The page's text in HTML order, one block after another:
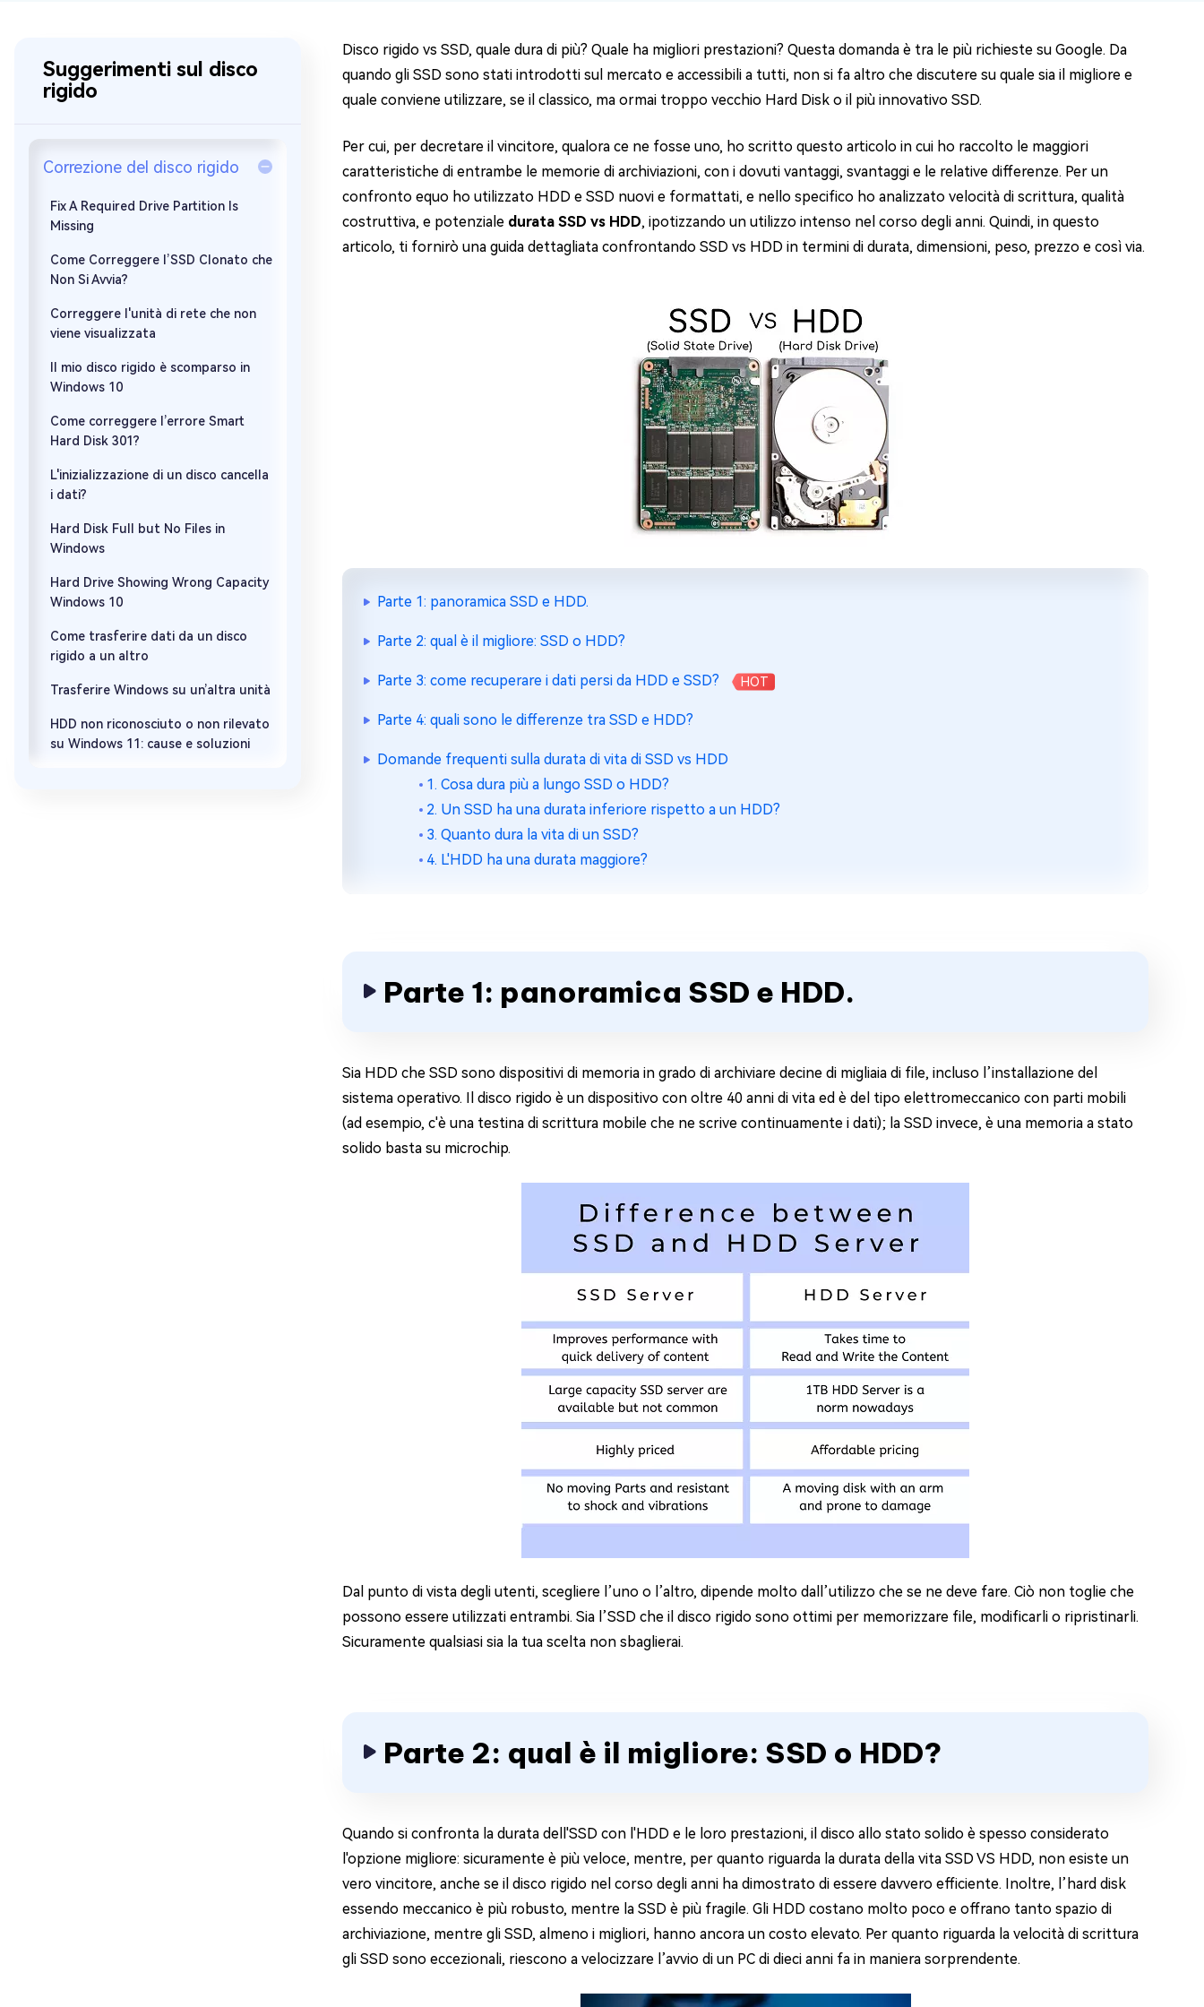
Controllo gratuito dell'aggiornamento di Windows 11Ripara i file PST/OST di Outlook danneggiati
Suggerimenti sul disco
rigido
Correzione del disco rigido
Fix A Required Drive Partition Is
Missing
Come Correggere l’SSD Clonato che
Non Si Avvia?
Correggere l'unità di rete che non
viene visualizzata
Il mio disco rigido è scomparso in
Windows 10
Come correggere l’errore Smart
Hard Disk 301?
L'inizializzazione di un disco cancella
i dati?
Hard Disk Full but No Files in
Windows
Hard Drive Showing Wrong Capacity
Windows 10
Come trasferire dati da un disco
rigido a un altro
Trasferire Windows su un’altra unità
HDD non riconosciuto o non rilevato
su Windows 11: cause e soluzioni
Disco rigido vs SSD, quale dura di più? Quale ha migliori prestazioni? Questa domanda è tra le più richieste su Google. Da
quando gli SSD sono stati introdotti sul mercato e accessibili a tutti, non si fa altro che discutere su quale sia il migliore e
quale conviene utilizzare, se il classico, ma ormai troppo vecchio Hard Disk o il più innovativo SSD.
Per cui, per decretare il vincitore, qualora ce ne fosse uno, ho scritto questo articolo in cui ho raccolto le maggiori
caratteristiche di entrambe le memorie di archiviazioni, con i dovuti vantaggi, svantaggi e le relative differenze. Per un
confronto equo ho utilizzato HDD e SSD nuovi e formattati, e nello specifico ho analizzato velocità di scrittura, qualità
costruttiva, e potenziale durata SSD vs HDD, ipotizzando un utilizzo intenso nel corso degli anni. Quindi, in questo
articolo, ti fornirò una guida dettagliata confrontando SSD vs HDD in termini di durata, dimensioni, peso, prezzo e così via.
Parte 1: panoramica SSD e HDD.
Parte 2: qual è il migliore: SSD o HDD?
Parte 3: come recuperare i dati persi da HDD e SSD? HOT
Parte 4: quali sono le differenze tra SSD e HDD?
Domande frequenti sulla durata di vita di SSD vs HDD
1. Cosa dura più a lungo SSD o HDD?
2. Un SSD ha una durata inferiore rispetto a un HDD?
3. Quanto dura la vita di un SSD?
4. L'HDD ha una durata maggiore?
Parte 1: panoramica SSD e HDD.
Sia HDD che SSD sono dispositivi di memoria in grado di archiviare decine di migliaia di file, incluso l’installazione del
sistema operativo. Il disco rigido è un dispositivo con oltre 40 anni di vita ed è del tipo elettromeccanico con parti mobili
(ad esempio, c'è una testina di scrittura mobile che ne scrive continuamente i dati); la SSD invece, è una memoria a stato
solido basta su microchip.
Dal punto di vista degli utenti, scegliere l’uno o l’altro, dipende molto dall’utilizzo che se ne deve fare. Ciò non toglie che
possono essere utilizzati entrambi. Sia l’SSD che il disco rigido sono ottimi per memorizzare file, modificarli o ripristinarli.
Sicuramente qualsiasi sia la tua scelta non sbaglierai.
Parte 2: qual è il migliore: SSD o HDD?
Quando si confronta la durata dell'SSD con l'HDD e le loro prestazioni, il disco allo stato solido è spesso considerato
l'opzione migliore: sicuramente è più veloce, mentre, per quanto riguarda la durata della vita SSD VS HDD, non esiste un
vero vincitore, anche se il disco rigido nel corso degli anni ha dimostrato di essere davvero efficiente. Inoltre, l’hard disk
essendo meccanico è più robusto, mentre la SSD è più fragile. Gli HDD costano molto poco e offrano tanto spazio di
archiviazione, mentre gli SSD, almeno i migliori, hanno ancora un costo elevato. Per quanto riguarda la velocità di scrittura
gli SSD sono eccezionali, riescono a velocizzare l’avvio di un PC di dieci anni fa in maniera sorprendente.